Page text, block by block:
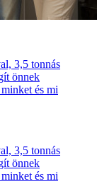
3,5 tonnás
önnek
és mi
3,5 tonnás
önnek
és mi